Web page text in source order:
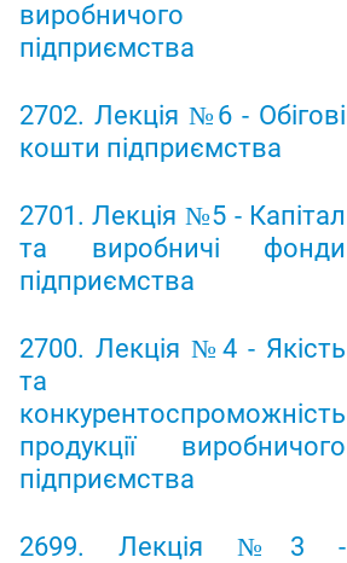
виробничого
підприємства
2702. Лекція №6 - Обігові
кошти підприємства
2701. Лекція №5 - Капітал
та виробничі фонди
підприємства
2700. Лекція №4 - Якість
та
конкурентоспроможність
продукції виробничого
підприємства
2699. Лекція №3 -